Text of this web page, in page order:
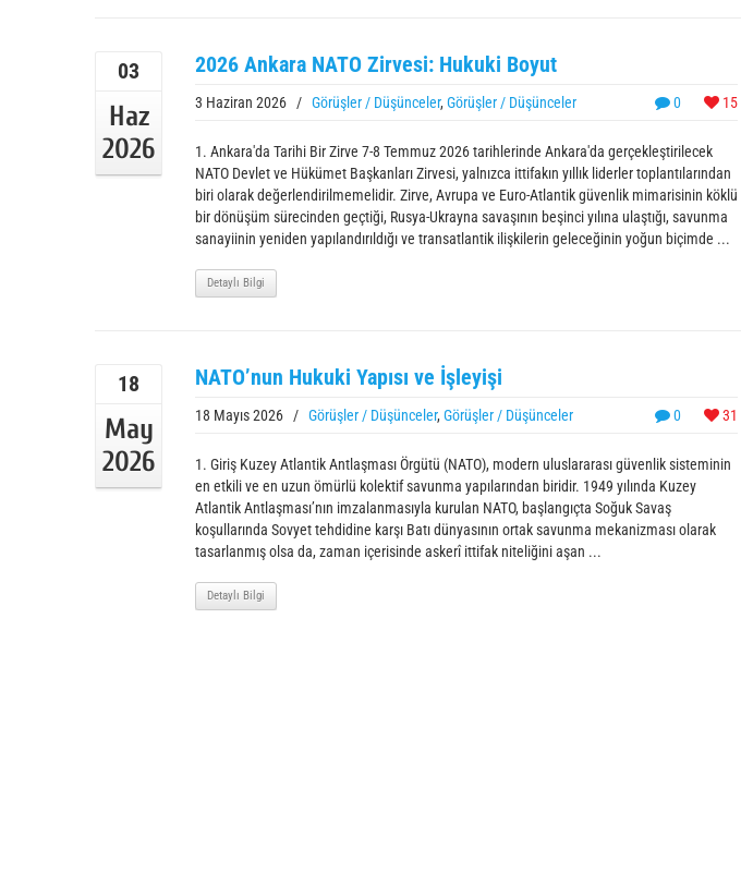
03
Haz
2026
2026 Ankara NATO Zirvesi: Hukuki Boyut
0 15
3 Haziran 2026 / Görüşler / Düşünceler, Görüşler / Düşünceler
1. Ankara'da Tarihi Bir Zirve 7-8 Temmuz 2026 tarihlerinde Ankara'da gerçekleştirilecek
NATO Devlet ve Hükümet Başkanları Zirvesi, yalnızca ittifakın yıllık liderler toplantılarından
biri olarak değerlendirilmemelidir. Zirve, Avrupa ve Euro-Atlantik güvenlik mimarisinin köklü
bir dönüşüm sürecinden geçtiği, Rusya-Ukrayna savaşının beşinci yılına ulaştığı, savunma
sanayiinin yeniden yapılandırıldığı ve transatlantik ilişkilerin geleceğinin yoğun biçimde ...
Detaylı Bilgi
18
May
2026
NATO’nun Hukuki Yapısı ve İşleyişi
0 31
18 Mayıs 2026 / Görüşler / Düşünceler, Görüşler / Düşünceler
1. Giriş Kuzey Atlantik Antlaşması Örgütü (NATO), modern uluslararası güvenlik sisteminin
en etkili ve en uzun ömürlü kolektif savunma yapılarından biridir. 1949 yılında Kuzey
Atlantik Antlaşması’nın imzalanmasıyla kurulan NATO, başlangıçta Soğuk Savaş
koşullarında Sovyet tehdidine karşı Batı dünyasının ortak savunma mekanizması olarak
tasarlanmış olsa da, zaman içerisinde askerî ittifak niteliğini aşan ...
Detaylı Bilgi